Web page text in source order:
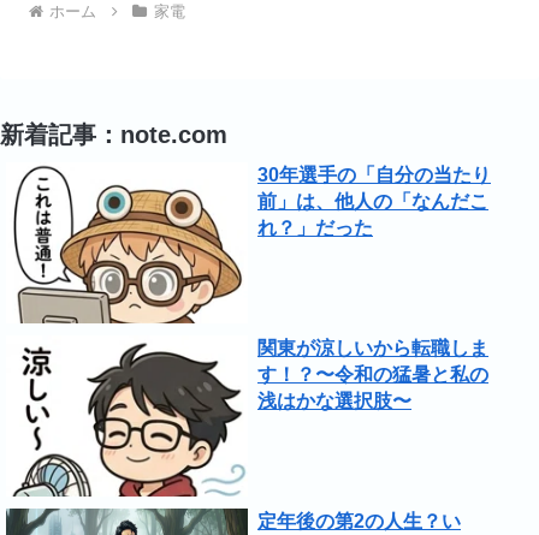
ホーム 家電
新着記事：note.com
30年選手の「自分の当たり
前」は、他人の「なんだこ
れ？」だった
関東が涼しいから転職しま
す！？〜令和の猛暑と私の
浅はかな選択肢〜
定年後の第2の人生？い